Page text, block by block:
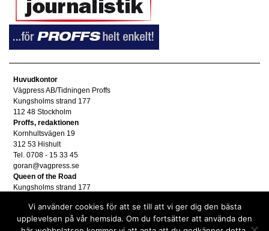
Huvudkontor
Vägpress AB/Tidningen Proffs
Kungsholms strand 177
112 48 Stockholm
Proffs, redaktionen
Kornhultsvägen 19
312 53 Hishult
Tel. 0708 - 15 33 45
goran@vagpress.se
Queen of the Road
Kungsholms strand 177
Annonsera
Tel. 08 - 653 83 80
Vi använder cookies för att se till att vi ger dig den bästa
upplevelsen på vår hemsida. Om du fortsätter att använda den